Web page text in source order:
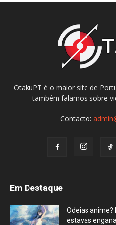
OtakuPT é o maior site de
também falamos sobre
Contacto:
Em Destaque
Odeias anime?
estavas